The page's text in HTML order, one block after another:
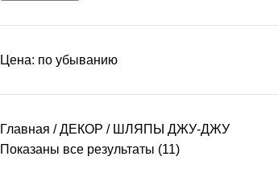
Цена: по убыванию
Главная ДЕКОР
ШЛЯПЫ ДЖУ-ДЖУ
Показаны все результаты (11)